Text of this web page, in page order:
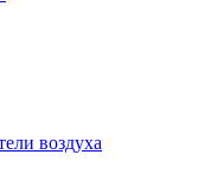
воздуха